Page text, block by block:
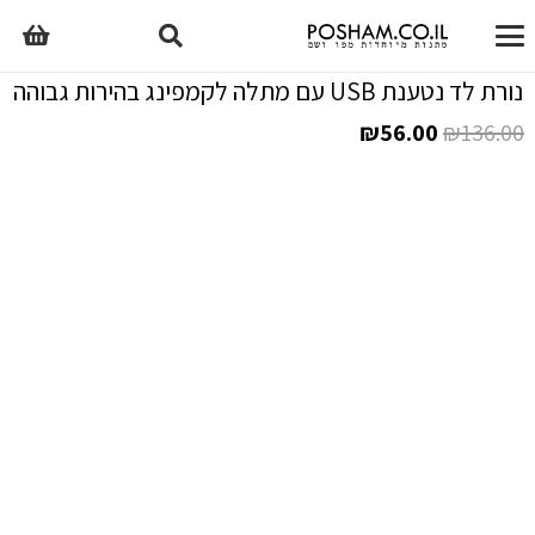
נורת לד נטענת USB עם מתלה לקמפינג בהירות גבוהה
₪136.00
המחיר₪56.00